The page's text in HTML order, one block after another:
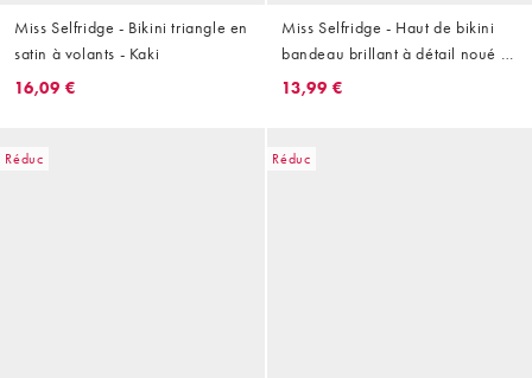
Miss Selfridge - Bikini triangle en
satin à volants - Kaki
16,09 €
Miss Selfridge - Haut de bikini
bandeau brillant à détail noué -
Doré
13,99 €
Réduc Réduc